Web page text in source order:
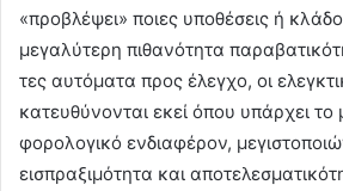
«προβλέψει» ποιες υποθέσεις ή
μεγαλύτερη πιθανότητα
τες αυτόματα προς έλεγχο, οι
κατευθύνονται εκεί όπου υπάρχει το
φορολογικό ενδιαφέρον,
εισπραξιμότητα και